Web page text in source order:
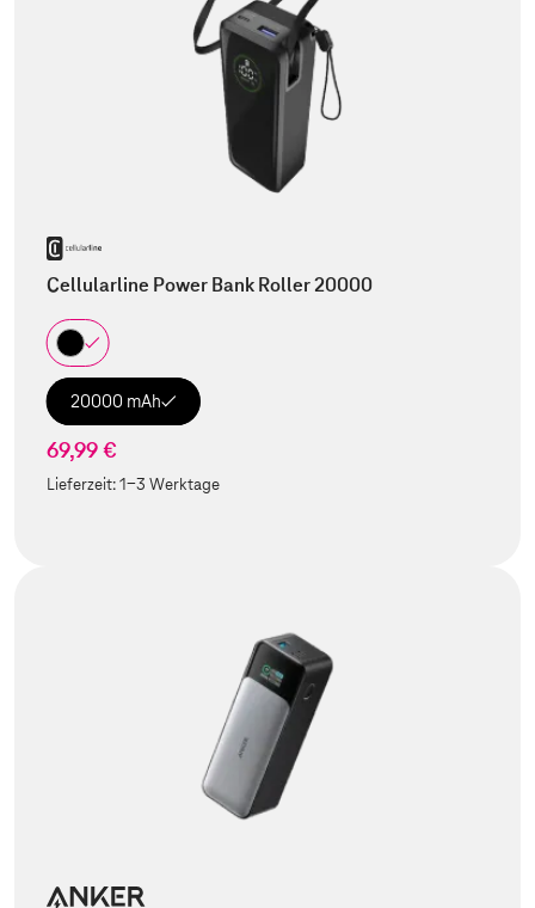
Cellularline Power Bank Roller 20000
20000 mAh
69,99 €
Lieferzeit:1-3 Werktage